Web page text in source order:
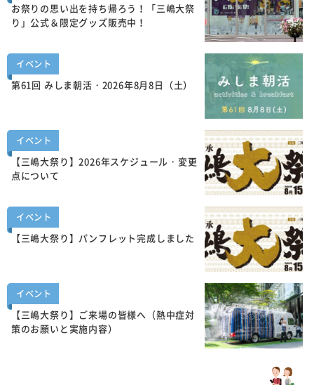
お祭りの思い出を持ち帰ろう！「三嶋大祭
り」公式＆限定グッズ販売中！
イベント
第61回 みしま朝活・2026年8月8日（土）
イベント
【三嶋大祭り】2026年スケジュール・変更
点について
イベント
【三嶋大祭り】パンフレット完成しました
イベント
【三嶋大祭り】ご来場の皆様へ（熱中症対
策のお願いと実施内容）